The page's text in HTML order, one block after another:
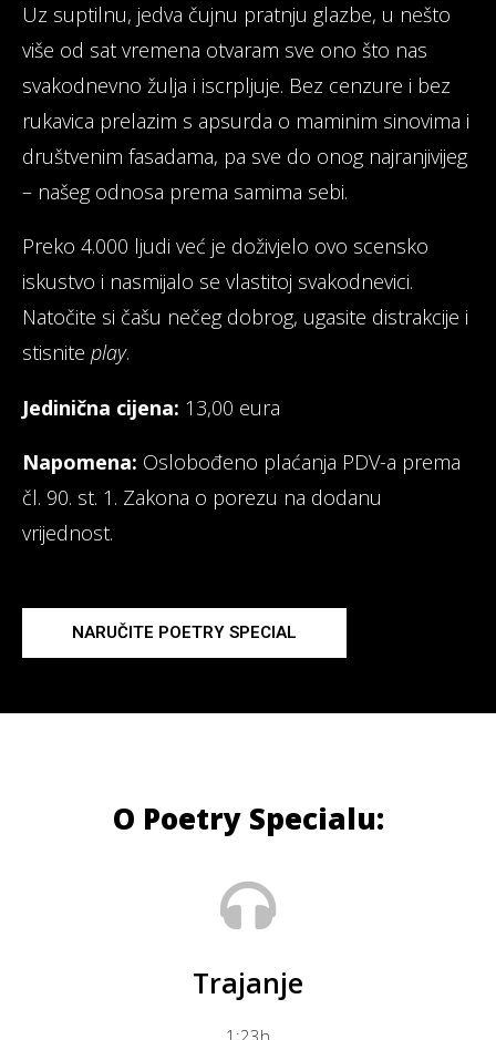
Uz suptilnu, jedva čujnu pratnju glazbe, u nešto
više od sat vremena otvaram sve ono što nas
svakodnevno žulja i iscrpljuje. Bez cenzure i bez
rukavica prelazim s apsurda o maminim sinovima i
društvenim fasadama, pa sve do onog najranjivijeg
– našeg odnosa prema samima sebi.
Preko 4.000 ljudi već je doživjelo ovo scensko
iskustvo i nasmijalo se vlastitoj svakodnevici.
Natočite si čašu nečeg dobrog, ugasite distrakcije i
stisnite play.
Jedinična cijena: 13,00 eura
Napomena: Oslobođeno plaćanja PDV-a prema
čl. 90. st. 1. Zakona o porezu na dodanu
vrijednost.
NARUČITE POETRY SPECIAL
O Poetry Specialu:
Trajanje